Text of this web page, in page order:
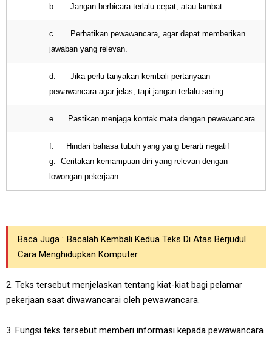
b. Jangan berbicara terlalu cepat, atau lambat.
c. Perhatikan pewawancara, agar dapat memberikan
jawaban yang relevan.
d. Jika perlu tanyakan kembali pertanyaan
pewawancara agar jelas, tapi jangan terlalu sering
e. Pastikan menjaga kontak mata dengan pewawancara
f. Hindari bahasa tubuh yang yang berarti negatif
g. Ceritakan kemampuan diri yang relevan dengan
lowongan pekerjaan.
Baca Juga : Bacalah Kembali Kedua Teks Di Atas Berjudul
Cara Menghidupkan Komputer
2. Teks tersebut menjelaskan tentang kiat-kiat bagi pelamar
pekerjaan saat diwawancarai oleh pewawancara.
3. Fungsi teks tersebut memberi informasi kepada pewawancara